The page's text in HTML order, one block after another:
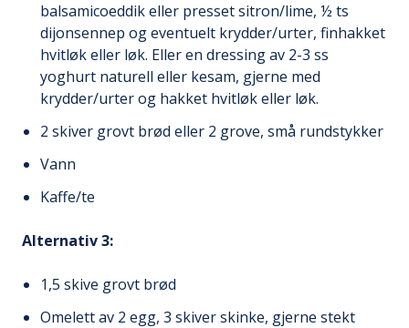
balsamicoeddik eller presset sitron/lime, ½ ts
dijonsennep og eventuelt krydder/urter, finhakket
hvitløk eller løk. Eller en dressing av 2-3 ss
yoghurt naturell eller kesam, gjerne med
krydder/urter og hakket hvitløk eller løk.
2 skiver grovt brød eller 2 grove, små rundstykker
Vann
Kaffe/te
Alternativ 3:
1,5 skive grovt brød
Omelett av 2 egg, 3 skiver skinke, gjerne stekt